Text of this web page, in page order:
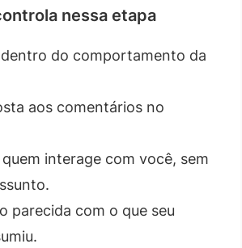
nessa etapa
do comportamento da
aos comentários no
interage com você, sem
parecida com o que seu